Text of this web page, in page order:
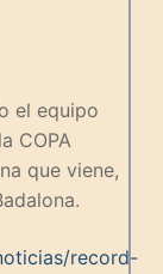
el equipo
COPA
que viene,
record-